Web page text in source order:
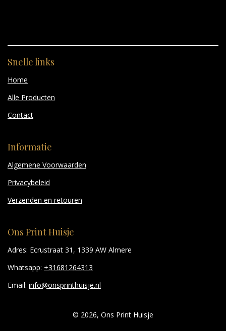
Snelle links
Home
Alle Producten
Contact
Informatie
Algemene Voorwaarden
Privacybeleid
Verzenden en retouren
Ons Print Huisje
Adres: Ecrustraat 31, 1339 AW Almere
Whatsapp: +31681264313
Email: info@onsprinthuisje.nl
© 2026, Ons Print Huisje